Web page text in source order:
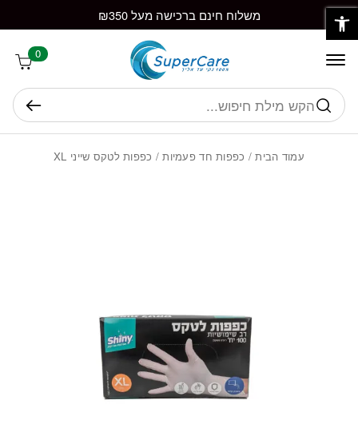
Skip to Content משלוח חינם ברכישה מעל ₪350
0
חיפוש
עמוד הבית/ כפפות חד פעמיות/ כפפות לטקס שייני XL
בחזרה למעלה
פתח סרגל נגישות